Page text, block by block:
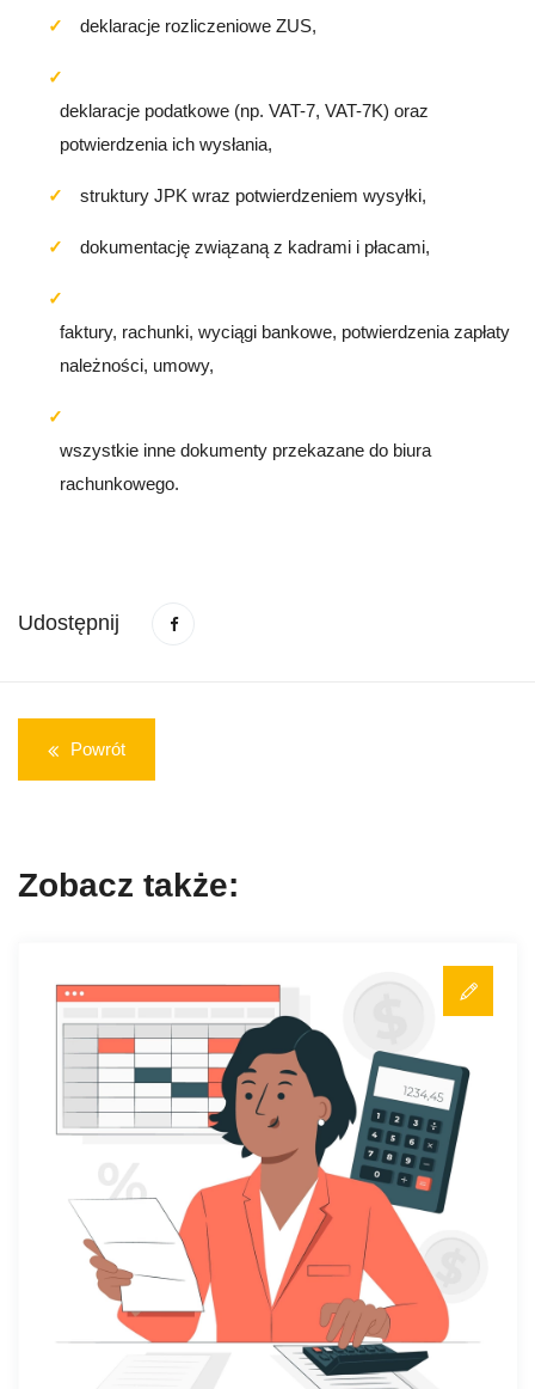
deklaracje rozliczeniowe ZUS,
deklaracje podatkowe (np. VAT-7, VAT-7K) oraz
potwierdzenia ich wysłania,
struktury JPK wraz potwierdzeniem wysyłki,
dokumentację związaną z kadrami i płacami,
faktury, rachunki, wyciągi bankowe, potwierdzenia zapłaty
należności, umowy,
wszystkie inne dokumenty przekazane do biura
rachunkowego.
Udostępnij
Powrót
Zobacz także: